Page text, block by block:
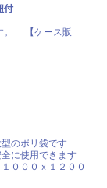
付
。 【ケース販
のポリ袋です
に使用できます
０００ｘ１２００